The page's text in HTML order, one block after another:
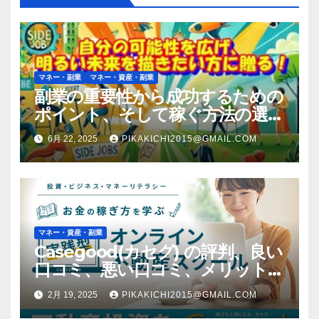
マネー・副業 マネー・資産・副業
副業の重要性から成功するための
ポイント、そして稼ぐ方法の選択
肢まで幅広く紹介！
6月 22, 2025 PIKAKICHI2015@GMAIL.COM
マネー・資産・副業
Casegood(カセグ) の評判、良い
口コミ、悪い口コミ、メリットと
デメリットはどうなの？ 【徹底
解説】
2月 19, 2025 PIKAKICHI2015@GMAIL.COM